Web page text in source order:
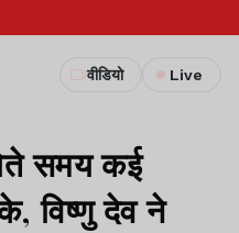
वीडियो Live
समय कई
विष्णु देव ने